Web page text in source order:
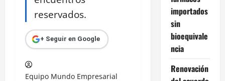
reservados.
+ Seguir en Google
Equipo Mundo Empresarial
importados
sin
bioequivale
ncia
Renovación